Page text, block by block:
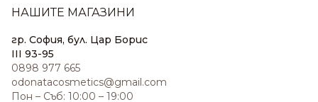
НАШИТЕ МАГАЗИНИ
гр. София, бул. Цар Борис
III 93-95
0898 977 665
odonatacosmetics@gmail.com
Пон – Съб: 10:00 – 19:00